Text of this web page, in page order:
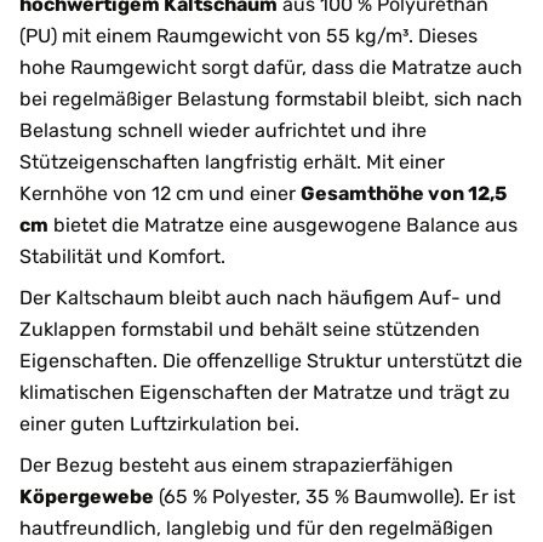
(PU) mit einem Raumgewicht von 55 kg/m³. Dieses
hohe Raumgewicht sorgt dafür, dass die Matratze auch
bei regelmäßiger Belastung formstabil bleibt, sich nach
Belastung schnell wieder aufrichtet und ihre
Stützeigenschaften langfristig erhält. Mit einer
Kernhöhe von 12 cm und einer Gesamthöhe von 12,5
cm bietet die Matratze eine ausgewogene Balance aus
Stabilität und Komfort.
Der Kaltschaum bleibt auch nach häufigem Auf- und
Zuklappen formstabil und behält seine stützenden
Eigenschaften. Die offenzellige Struktur unterstützt die
klimatischen Eigenschaften der Matratze und trägt zu
einer guten Luftzirkulation bei.
Der Bezug besteht aus einem strapazierfähigen
Köpergewebe (65 % Polyester, 35 % Baumwolle). Er ist
hautfreundlich, langlebig und für den regelmäßigen